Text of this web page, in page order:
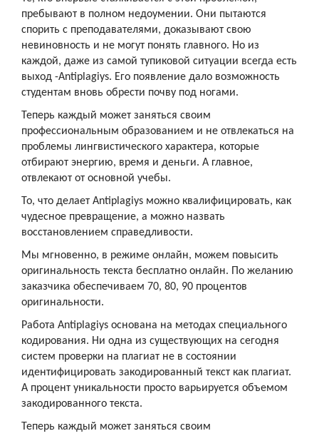
пребывают в полном недоумении. Они пытаются
спорить с преподавателями, доказывают свою
невиновность и не могут понять главного. Но из
каждой, даже из самой тупиковой ситуации всегда есть
выход -Antiplagiys. Его появление дало возможность
студентам вновь обрести почву под ногами.
Теперь каждый может заняться своим
профессиональным образованием и не отвлекаться на
проблемы лингвистического характера, которые
отбирают энергию, время и деньги. А главное,
отвлекают от основной учебы.
То, что делает Antiplagiys можно квалифицировать, как
чудесное превращение, а можно назвать
восстановлением справедливости.
Мы мгновенно, в режиме онлайн, можем повысить
оригинальность текста бесплатно онлайн. По желанию
заказчика обеспечиваем 70, 80, 90 процентов
оригинальности.
Работа Antiplagiys основана на методах специального
кодирования. Ни одна из существующих на сегодня
систем проверки на плагиат не в состоянии
идентифицировать закодированный текст как плагиат.
А процент уникальности просто варьируется объемом
закодированного текста.
Теперь каждый может заняться своим